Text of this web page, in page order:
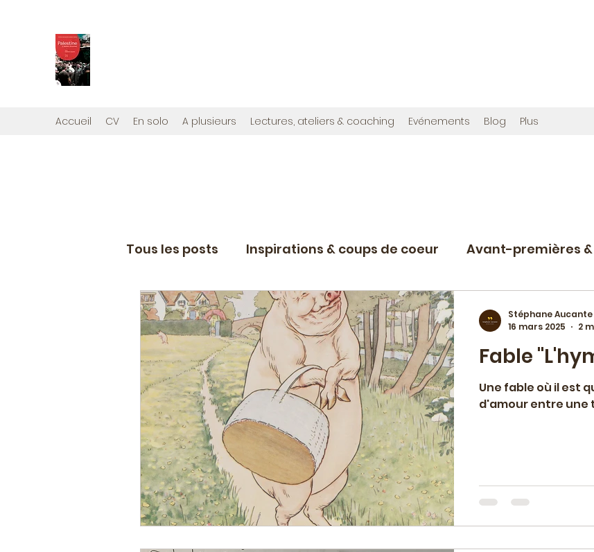
Accueil CV En solo A plusieurs Lectures, ateliers & coaching Evénements Blog Plus
Tous les posts Inspirations & coups de coeur Avant-premières
Eléments de coaching Projets d'écriture en cours
Humeurs Scènes de vie macédoine Chroniques & avis
Lecture musicale Projet de maison d'édition
Offre spéciale Livre paru Travail éditorial
Nouvelle parution Résidence-mission Education artistique
Fable
Une fable où il est
d'amour entre une
Stéphane Aucante
16 mars 2025
2